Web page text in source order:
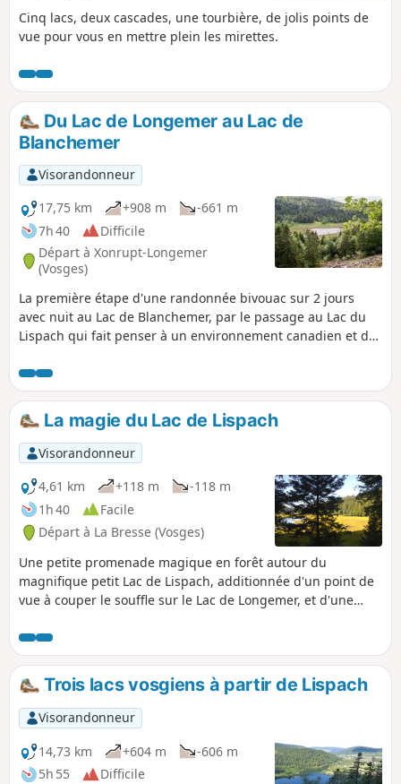
Cinq lacs, deux cascades, une tourbière, de jolis points de
vue pour vous en mettre plein les mirettes.
Du Lac de Longemer au Lac de
Blanchemer
Visorandonneur
17,75 km
+908 m
-661 m
7h 40
Difficile
Départ à Xonrupt-Longemer
(Vosges)
La première étape d'une randonnée bivouac sur 2 jours
avec nuit au Lac de Blanchemer, par le passage au Lac du
Lispach qui fait penser à un environnement canadien et de
pourraient résumer cette première étape.
La magie du Lac de Lispach
Visorandonneur
4,61 km
+118 m
-118 m
1h 40
Facile
Départ à La Bresse (Vosges)
Une petite promenade magique en forêt autour du
magnifique petit Lac de Lispach, additionnée d'un point de
vue à couper le souffle sur le Lac de Longemer, et d'une
XVIe siècle.
Trois lacs vosgiens à partir de Lispach
Visorandonneur
14,73 km
+604 m
-606 m
5h 55
Difficile